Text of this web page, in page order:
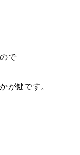
で
が鍵です。